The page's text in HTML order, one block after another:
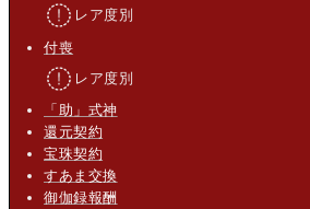
レア度別
付喪
レア度別
「助」式神
還元契約
宝珠契約
すあま交換
御伽録報酬